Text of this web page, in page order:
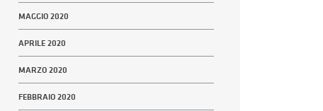
MAGGIO 2020
APRILE 2020
MARZO 2020
FEBBRAIO 2020